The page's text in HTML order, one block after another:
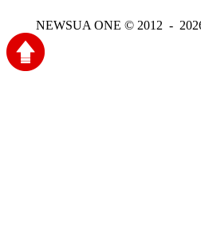
NEWSUA ONE © 2012 -